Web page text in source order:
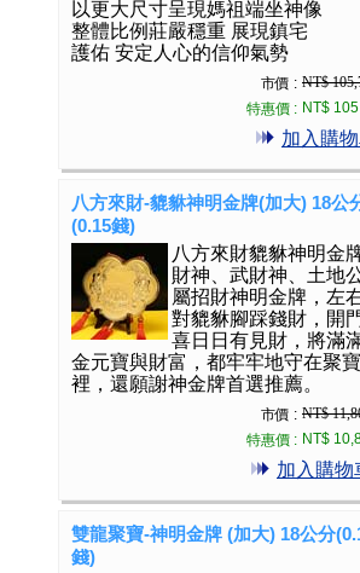
以更大尺寸呈現媽祖端坐神像
整體比例莊嚴穩重 展現鎮宅
護佑 安定人心的信仰氣勢
市價 : NT$
特惠價 : NT$
加入購
八方來財-貔貅神明金牌(加大) 18公
(0.15錢)
八方來財貔貅神明金
財神、武財神、土地
屬招財神明金牌，左
對貔貅腳踩錢財，開
喜日日有見財，將滿
金元寶與財富，都牢牢地守在聚
裡，還願謝神金牌首選推薦。
市價 : NT$
特惠價 : NT$
加入購物
雙龍聚寶-神明金牌 (加大) 18公分
錢)